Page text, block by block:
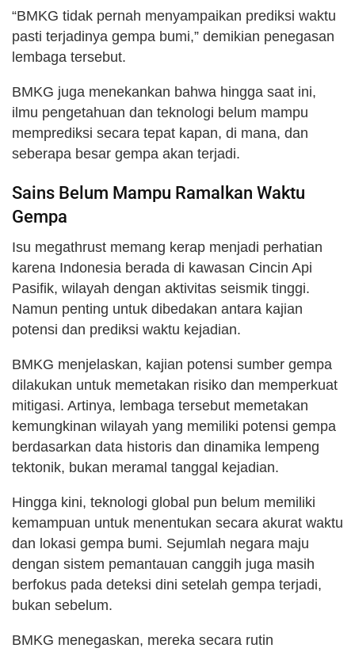
“BMKG tidak pernah menyampaikan prediksi waktu
pasti terjadinya gempa bumi,” demikian penegasan
lembaga tersebut.
BMKG juga menekankan bahwa hingga saat ini,
ilmu pengetahuan dan teknologi belum mampu
memprediksi secara tepat kapan, di mana, dan
seberapa besar gempa akan terjadi.
Sains Belum Mampu Ramalkan Waktu
Gempa
Isu megathrust memang kerap menjadi perhatian
karena Indonesia berada di kawasan Cincin Api
Pasifik, wilayah dengan aktivitas seismik tinggi.
Namun penting untuk dibedakan antara kajian
potensi dan prediksi waktu kejadian.
BMKG menjelaskan, kajian potensi sumber gempa
dilakukan untuk memetakan risiko dan memperkuat
mitigasi. Artinya, lembaga tersebut memetakan
kemungkinan wilayah yang memiliki potensi gempa
berdasarkan data historis dan dinamika lempeng
tektonik, bukan meramal tanggal kejadian.
Hingga kini, teknologi global pun belum memiliki
kemampuan untuk menentukan secara akurat waktu
dan lokasi gempa bumi. Sejumlah negara maju
dengan sistem pemantauan canggih juga masih
berfokus pada deteksi dini setelah gempa terjadi,
bukan sebelum.
BMKG menegaskan, mereka secara rutin